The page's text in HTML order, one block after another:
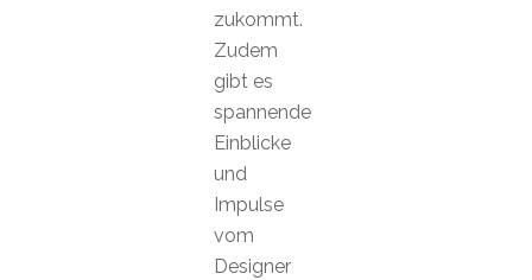
zukommt.
Zudem
gibt es
spannende
Einblicke
und
Impulse
vom
Designer